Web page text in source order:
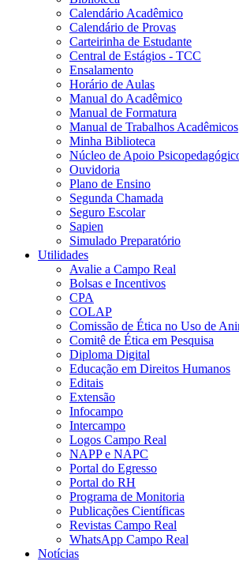
Calendário Acadêmico
Calendário de Provas
Carteirinha de Estudante
Central de Estágios - TCC
Ensalamento
Horário de Aulas
Manual do Acadêmico
Manual de Formatura
Manual de Trabalhos Acadêmicos
Minha Biblioteca
Núcleo de Apoio
Ouvidoria
Plano de Ensino
Segunda Chamada
Seguro Escolar
Sapien
Simulado Preparatório
Utilidades
Avalie a Campo Real
Bolsas e Incentivos
CPA
COLAP
Comissão de Ética no Uso de
Comitê de Ética em Pesquisa
Diploma Digital
Educação em Direitos Humanos
Editais
Extensão
Infocampo
Intercampo
Logos Campo Real
NAPP e NAPC
Portal do Egresso
Portal do RH
Programa de Monitoria
Publicações Científicas
Revistas Campo Real
WhatsApp Campo Real
Notícias